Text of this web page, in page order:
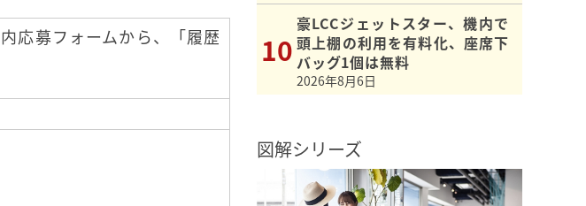
内応募フォームから、「履歴
豪LCCジェットスター、機内で
頭上棚の利用を有料化、座席下
バッグ1個は無料
2026年8月6日
図解シリーズ